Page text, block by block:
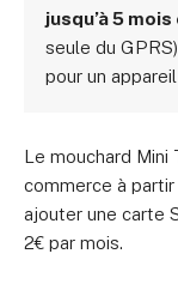
jusqu’à 5
seule du
pour un
Le mouchard Mini
commerce à partir
ajouter une carte
2€ par mois.